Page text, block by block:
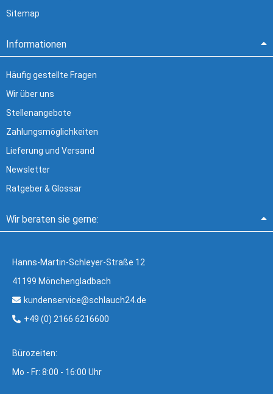
Sitemap
Informationen
Häufig gestellte Fragen
Wir über uns
Stellenangebote
Zahlungsmöglichkeiten
Lieferung und Versand
Newsletter
Ratgeber & Glossar
Wir beraten sie gerne:
Hanns-Martin-Schleyer-Straße 12
41199 Mönchengladbach
kundenservice@schlauch24.de
+49 (0) 2166 6216600
Bürozeiten:
Mo - Fr: 8:00 - 16:00 Uhr